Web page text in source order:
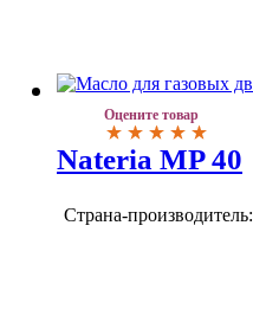
Оцените товар
Nateria MP 40
Страна-производитель: